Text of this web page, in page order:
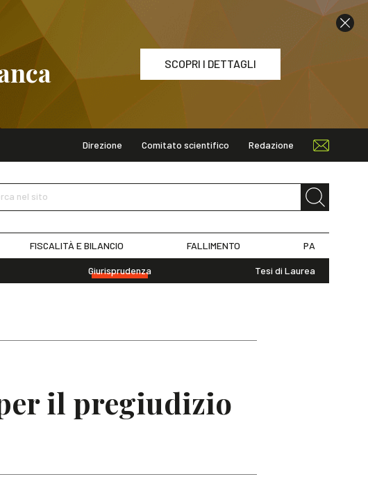
SCOPRI I DETTAGLI
SCOPRI I DETTAGLIDirezione Comitato scientifico Redazione
nel sito
FISCALITÀ E BILANCIO FALLIMENTO PA
Giurisprudenza Tesi di Laurea
il pregiudizio